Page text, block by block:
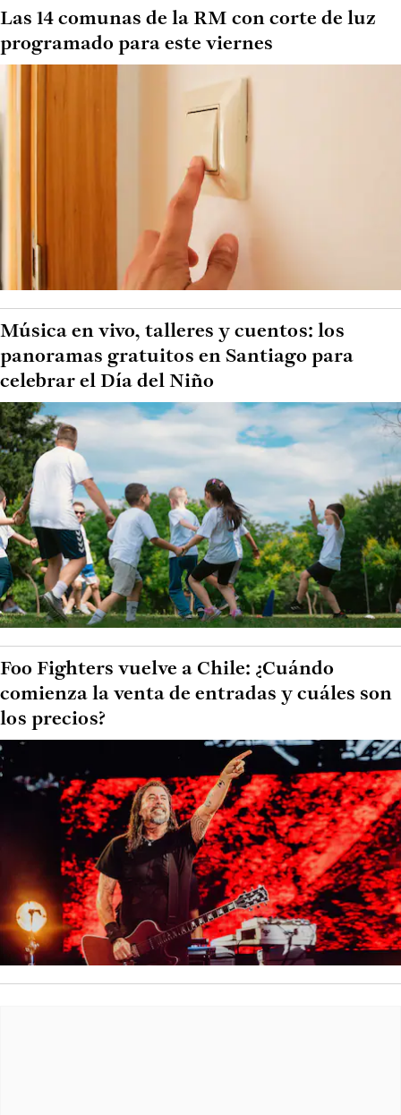
Las 14 comunas de la RM con corte de luz
programado para este viernes
Música en vivo, talleres y cuentos: los
panoramas gratuitos en Santiago para
celebrar el Día del Niño
Foo Fighters vuelve a Chile: ¿Cuándo
comienza la venta de entradas y cuáles son
los precios?